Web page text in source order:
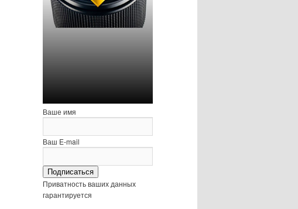
Ваше имя
Ваш E-mail
Подписаться
Приватность ваших данных
гарантируется